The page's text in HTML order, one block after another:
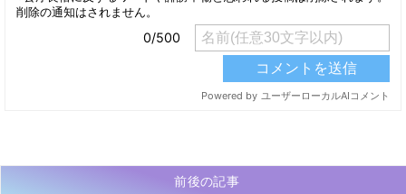
前後の記事